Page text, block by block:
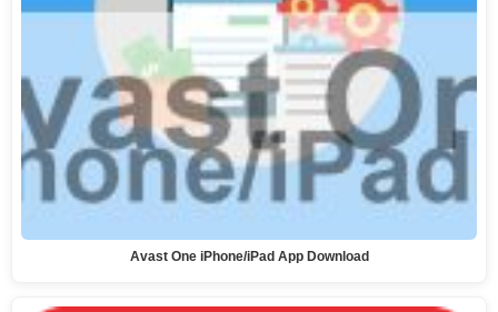
Avast One iPhone/iPad App Download